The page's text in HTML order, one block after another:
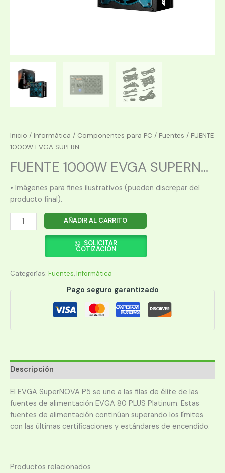
Inicio / Informática / Componentes para PC / Fuentes / FUENTE
1000W EVGA SUPERN...
FUENTE 1000W EVGA SUPERN...
• Imágenes para fines ilustrativos (pueden discrepar del
producto final).
FUENTE
1000W
P5
80PLUS
P5-
cantidad
AÑADIR AL CARRITO
SOLICITAR
COTIZACIÓN
Categorías: Fuentes,Informática
Pago seguro garantizado
Descripción
El EVGA SuperNOVA P5 se une a las filas de élite de las
fuentes de alimentación EVGA 80 PLUS Platinum. Estas
fuentes de alimentación continúan superando los límites
con las últimas certificaciones y estándares de encendido.
Productos relacionados